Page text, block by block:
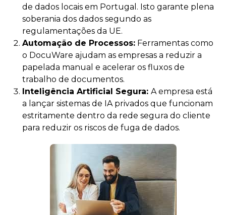
de dados locais em Portugal. Isto garante plena
soberania dos dados segundo as
regulamentações da UE.
Automação de Processos: Ferramentas como
o DocuWare ajudam as empresas a reduzir a
papelada manual e acelerar os fluxos de
trabalho de documentos.
Inteligência Artificial Segura: A empresa está
a lançar sistemas de IA privados que funcionam
estritamente dentro da rede segura do cliente
para reduzir os riscos de fuga de dados.